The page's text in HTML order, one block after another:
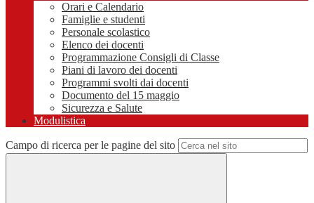
Orari e Calendario
Famiglie e studenti
Personale scolastico
Elenco dei docenti
Programmazione Consigli di Classe
Piani di lavoro dei docenti
Programmi svolti dai docenti
Documento del 15 maggio
Sicurezza e Salute
Modulistica
Campo di ricerca per le pagine del sito